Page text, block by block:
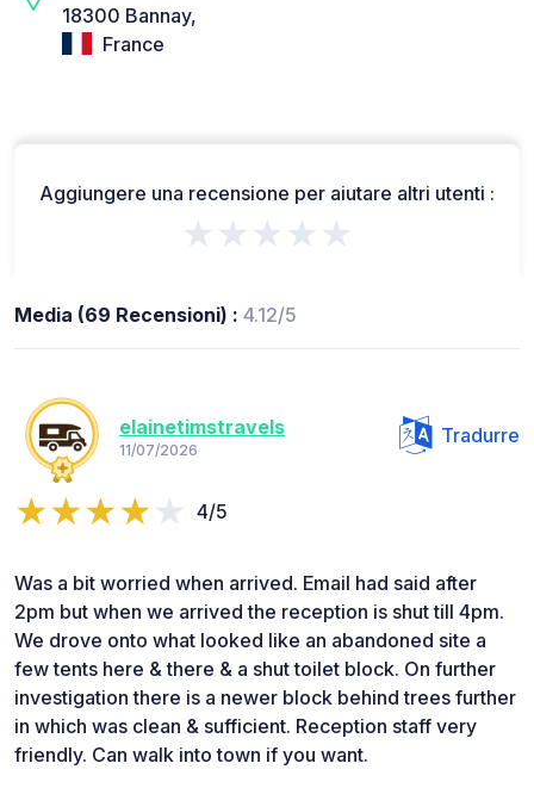
18300 Bannay,
France
Aggiungere una recensione per aiutare altri utenti :
★★★★★
Media (69 Recensioni) : 4.12/5
elainetimstravels
11/07/2026
Tradurre
4/5
Was a bit worried when arrived. Email had said after
2pm but when we arrived the reception is shut till 4pm.
We drove onto what looked like an abandoned site a
few tents here & there & a shut toilet block. On further
investigation there is a newer block behind trees further
in which was clean & sufficient. Reception staff very
friendly. Can walk into town if you want.